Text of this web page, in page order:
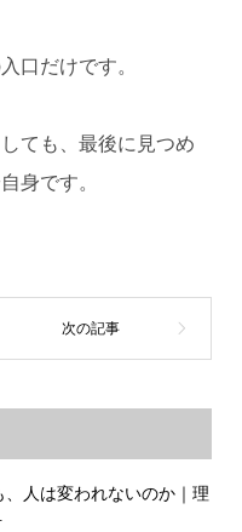
口だけです。
ても、最後に見つめ
身です。
、人は変われないのか｜理